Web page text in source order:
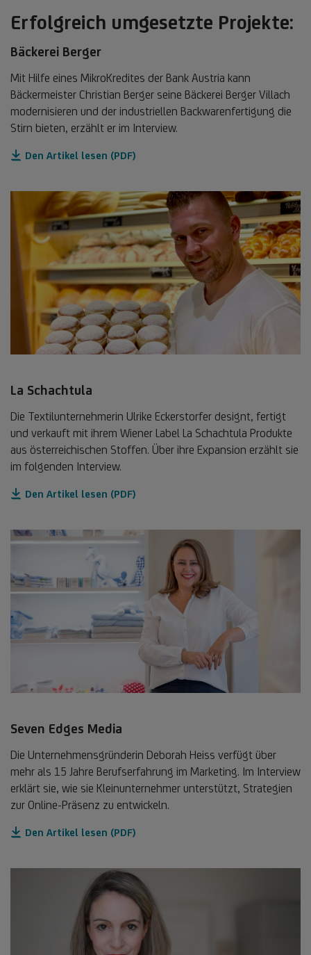
Erfolgreich umgesetzte Projekte:
Bäckerei Berger
Mit Hilfe eines MikroKredites der Bank Austria kann
Bäckermeister Christian Berger seine Bäckerei Berger Villach
modernisieren und der industriellen Backwarenfertigung die
Stirn bieten, erzählt er im Interview.
Den Artikel lesen (PDF)
La Schachtula
Die Textilunternehmerin Ulrike Eckerstorfer designt, fertigt
und verkauft mit ihrem Wiener Label La Schachtula Produkte
aus österreichischen Stoffen. Über ihre Expansion erzählt sie
im folgenden Interview.
Den Artikel lesen (PDF)
Seven Edges Media
Die Unternehmensgründerin Deborah Heiss verfügt über
mehr als 15 Jahre Berufserfahrung im Marketing. Im Interview
erklärt sie, wie sie Kleinunternehmer unterstützt, Strategien
zur Online-Präsenz zu entwickeln.
Den Artikel lesen (PDF)